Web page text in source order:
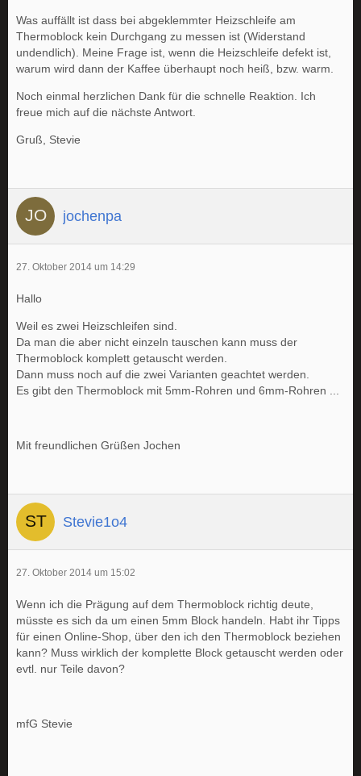
Was auffällt ist dass bei abgeklemmter Heizschleife am
Thermoblock kein Durchgang zu messen ist (Widerstand
undendlich). Meine Frage ist, wenn die Heizschleife defekt ist,
warum wird dann der Kaffee überhaupt noch heiß, bzw. warm.
Noch einmal herzlichen Dank für die schnelle Reaktion. Ich
freue mich auf die nächste Antwort.
Gruß, Stevie
jochenpa
27. Oktober 2014 um 14:29
Hallo
Weil es zwei Heizschleifen sind.
Da man die aber nicht einzeln tauschen kann muss der
Thermoblock komplett getauscht werden.
Dann muss noch auf die zwei Varianten geachtet werden.
Es gibt den Thermoblock mit 5mm-Rohren und 6mm-Rohren ...
Mit freundlichen Grüßen Jochen
Stevie1o4
27. Oktober 2014 um 15:02
Wenn ich die Prägung auf dem Thermoblock richtig deute,
müsste es sich da um einen 5mm Block handeln. Habt ihr Tipps
für einen Online-Shop, über den ich den Thermoblock beziehen
kann? Muss wirklich der komplette Block getauscht werden oder
evtl. nur Teile davon?
mfG Stevie